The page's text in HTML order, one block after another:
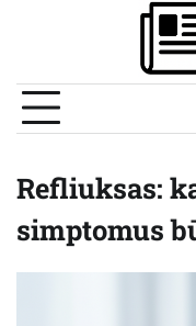
Refliuksas:
simptomus